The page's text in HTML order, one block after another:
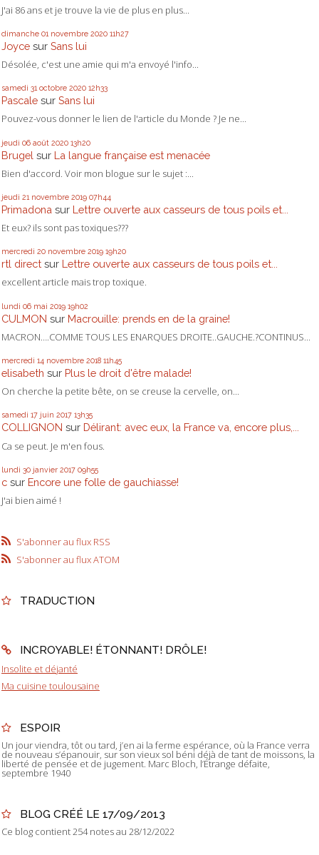
J'ai 86 ans et je trouve la vie de plus en plus...
dimanche 01 novembre 2020 11h27
Joyce sur Sans lui
Désolée, c'est une amie qui m'a envoyé l'info...
samedi 31 octobre 2020 12h33
Pascale sur Sans lui
Pouvez-vous donner le lien de l'article du Monde ? Je ne...
jeudi 06 août 2020 13h20
Brugel sur La langue française est menacée
Bien d'accord. Voir mon blogue sur le sujet :...
jeudi 21 novembre 2019 07h44
Primadona sur Lettre ouverte aux casseurs de tous poils et...
Et eux? ils sont pas toxiques???
mercredi 20 novembre 2019 19h20
rtl direct sur Lettre ouverte aux casseurs de tous poils et...
excellent article mais trop toxique.
lundi 06 mai 2019 19h02
CULMON sur Macrouille: prends en de la graine!
MACRON….COMME TOUS LES ENARQUES DROITE..GAUCHE.?CONTINUS...
mercredi 14 novembre 2018 11h45
elisabeth sur Plus le droit d'être malade!
On cherche la petite bête, on se creuse la cervelle, on...
samedi 17 juin 2017 13h35
COLLIGNON sur Délirant: avec eux, la France va, encore plus,...
Ca se peut. Je m'en fous.
lundi 30 janvier 2017 09h55
c sur Encore une folle de gauchiasse!
J'ai bien aimé !
S'abonner au flux RSS
S'abonner au flux ATOM
TRADUCTION
INCROYABLE! ÉTONNANT! DRÔLE!
Insolite et déjanté
Ma cuisine toulousaine
ESPOIR
Un jour viendra, tôt ou tard, j’en ai la ferme espérance, où la France verra
de nouveau s’épanouir, sur son vieux sol béni déjà de tant de moissons, la
liberté de pensée et de jugement. Marc Bloch, l’Étrange défaite,
septembre 1940
BLOG CRÉÉ LE 17/09/2013
Ce blog contient 254 notes au 28/12/2022